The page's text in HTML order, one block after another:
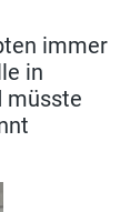
immer
in
müsste